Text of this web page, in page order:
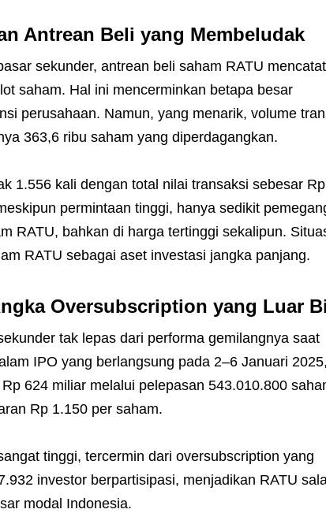
Antrean Beli yang Membeludak
sekunder, antrean beli saham RATU
saham. Hal ini mencerminkan betapa besar
perusahaan. Namun, yang menarik, volume
363,6 ribu saham yang diperdagangkan.
1.556 kali dengan total nilai transaksi sebesar
permintaan tinggi, hanya sedikit
RATU, bahkan di harga tertinggi sekalipun.
RATU sebagai aset investasi jangka panjang.
Oversubscription yang Luar
tak lepas dari performa gemilangnya saat
IPO yang berlangsung pada 2–6 Januari 2025,
624 miliar melalui pelepasan 543.010.800
Rp 1.150 per saham.
tinggi, tercermin dari oversubscription yang
investor berpartisipasi, menjadikan RATU
modal Indonesia.